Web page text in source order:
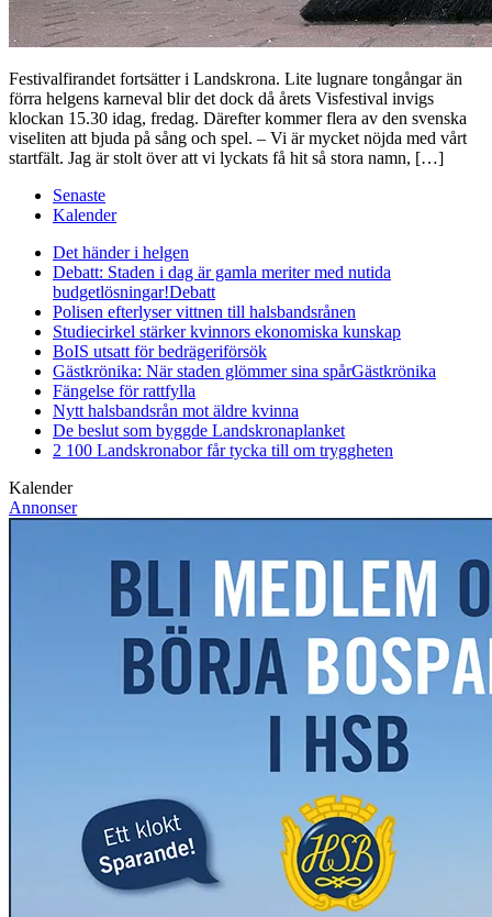
Festivalfirandet fortsätter i Landskrona. Lite lugnare tongångar än
förra helgens karneval blir det dock då årets Visfestival invigs
klockan 15.30 idag, fredag. Därefter kommer flera av den svenska
viseliten att bjuda på sång och spel. – Vi är mycket nöjda med vårt
startfält. Jag är stolt över att vi lyckats få hit så stora namn, […]
Senaste
Kalender
Det händer i helgen
Debatt: Staden i dag är gamla meriter med nutida
budgetlösningar!Debatt
Polisen efterlyser vittnen till halsbandsrånen
Studiecirkel stärker kvinnors ekonomiska kunskap
BoIS utsatt för bedrägeriförsök
Gästkrönika: När staden glömmer sina spårGästkrönika
Fängelse för rattfylla
Nytt halsbandsrån mot äldre kvinna
De beslut som byggde Landskronaplanket
2 100 Landskronabor får tycka till om tryggheten
Kalender
Annonser